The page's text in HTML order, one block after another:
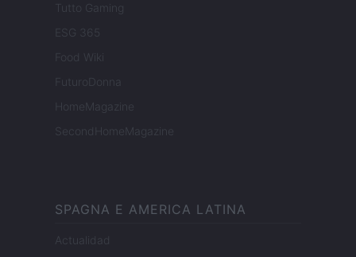
Tutto Gaming
ESG 365
Food Wiki
FuturoDonna
HomeMagazine
SecondHomeMagazine
SPAGNA E AMERICA LATINA
Actualidad